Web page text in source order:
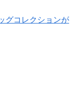
グコレクションが